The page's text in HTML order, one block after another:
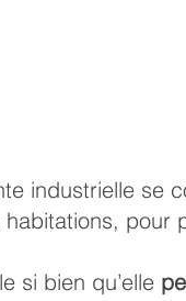
industrielle se
pour
si bien qu’elle